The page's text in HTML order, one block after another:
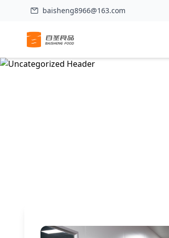
baisheng8966@163.com